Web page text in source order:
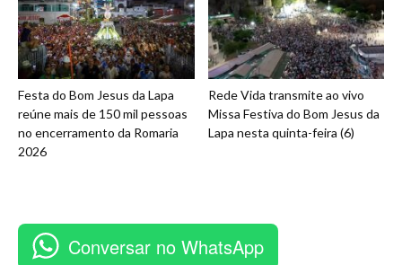
Festa do Bom Jesus da Lapa
reúne mais de 150 mil pessoas
no encerramento da Romaria
2026
Rede Vida transmite ao vivo
Missa Festiva do Bom Jesus da
Lapa nesta quinta-feira (6)
Conversar no WhatsApp